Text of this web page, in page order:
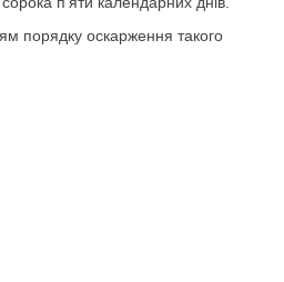
порядку оскарження такого